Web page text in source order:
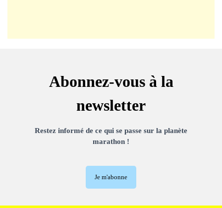
Abonnez-vous à la
newsletter
Restez informé de ce qui se passe sur la planète
marathon !
Je m'abonne